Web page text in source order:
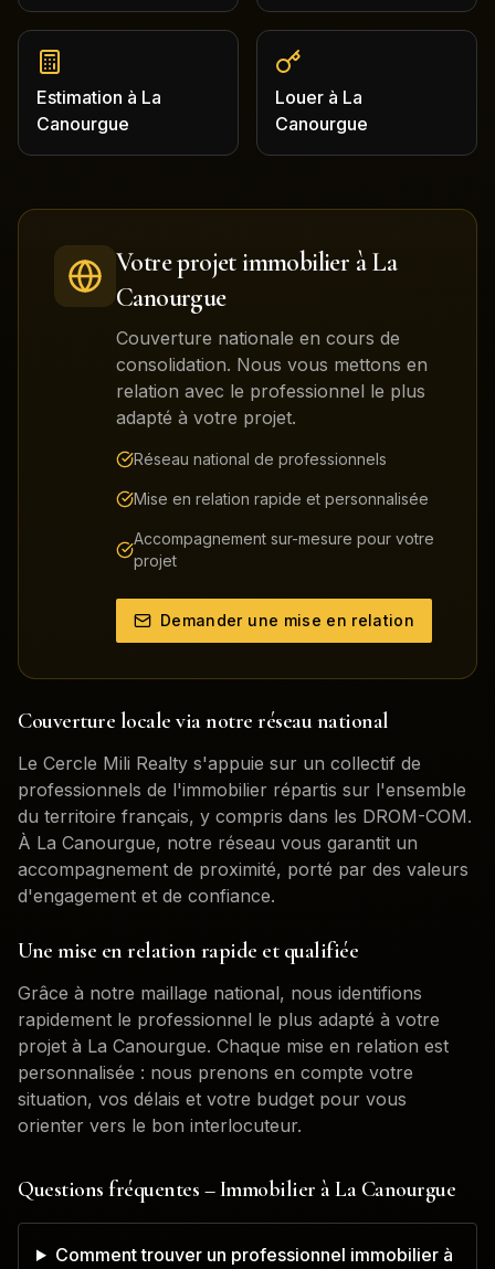
Estimation à La
Canourgue
Louer à La
Canourgue
Votre projet immobilier àLa
Canourgue
Couverture nationale en cours de
consolidation. Nous vous mettons en
relation avec le professionnel le plus
adapté à votre projet.
Réseau national de professionnels
Mise en relation rapide et personnalisée
Accompagnement sur-mesure pour votre
projet
Demander une mise en relation
Couverture locale via notre réseau national
Le Cercle Mili Realty s'appuie sur un collectif de
professionnels de l'immobilier répartis sur l'ensemble
du territoire français, y compris dans les DROM-COM.
À La Canourgue, notre réseau vous garantit un
accompagnement de proximité, porté par des valeurs
d'engagement et de confiance.
Une mise en relation rapide et qualifiée
Grâce à notre maillage national, nous identifions
rapidement le professionnel le plus adapté à votre
projet à La Canourgue. Chaque mise en relation est
personnalisée : nous prenons en compte votre
situation, vos délais et votre budget pour vous
orienter vers le bon interlocuteur.
Questions fréquentes – Immobilier àLa Canourgue
Comment trouver un professionnel immobilier à